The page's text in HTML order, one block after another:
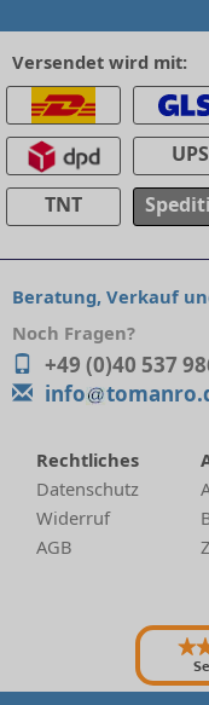
Versendet wird mit:
UPS
TNT
Beratung, Verkauf
Noch Fragen?
+49 (0)40 537
info
Rechtliches
Datenschutz
Widerruf
AGB